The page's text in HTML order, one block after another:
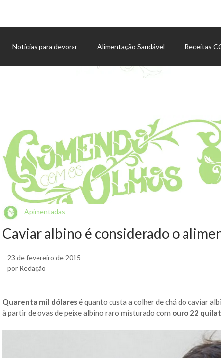
Notícias para devorar Alimentação Saudável Receitas
Apimentadas
Caviar albino é considerado o
23 de fevereiro de 2015
por Redação
Quarenta mil dólaresé quanto custa a colher de chá do caviar
à partir de ovas de peixe albino raro misturado com ouro 22